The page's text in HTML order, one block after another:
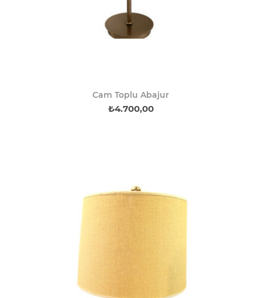
Cam Toplu Abajur
₺4.700,00